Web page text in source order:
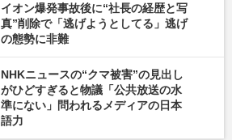
イオン爆発事故後に“社長の経歴と写
真”削除で「逃げようとしてる」逃げ
の態勢に非難
NHKニュースの“クマ被害”の見出し
がひどすぎると物議「公共放送の水
準にない」問われるメディアの日本
語力